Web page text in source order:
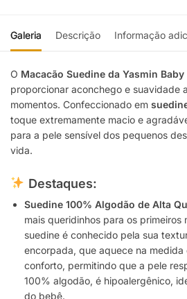
Galeria Descrição Informação
O Macacão Suedine da Yasmin Baby
proporcionar aconchego e suavidade
momentos. Confeccionado em
toque extremamente macio e
para a pele sensível dos pequenos
vida.
Destaques:
Suedine 100% Algodão de Alta
mais queridinhos para os primeiros
suedine é conhecido pela sua
encorpada, que aquece na
conforto, permitindo que a pele
100% algodão, é hipoalergênico,
do bebê.